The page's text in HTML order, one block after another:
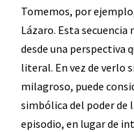
Tomemos, por
Lázaro. Esta
desde una perspectiva
literal. En vez de verlo
milagroso, puede
simbólica del poder de
episodio, en lugar de